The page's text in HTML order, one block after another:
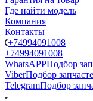
Где найти модель
Компания
Контакты
+74994091008
+74994091008
WhatsAPPПодбор
ViberПодбор
TelegramПодбор